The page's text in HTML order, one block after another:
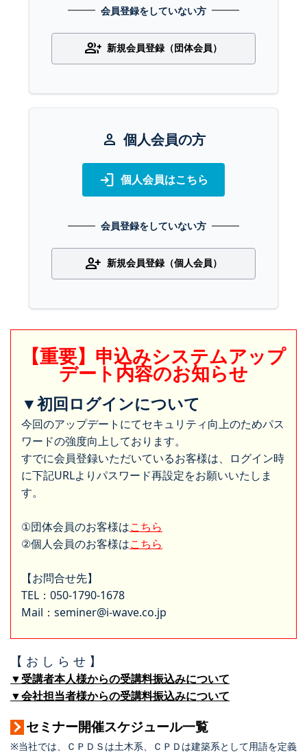
会員登録をしていない方
group_add 新規会員登録（団体会員）
person 個人会員の方
login 個人会員はこちら
会員登録をしていない方
person_add 新規会員登録（個人会員）
【重要】申込みシステムアップ
デート内容のお知らせ
▼初回ログインについて
今回のアップデートにてセキュリティ向上のためパス
ワードの強度向上しております。
すでに会員登録いただいているお客様は、ログイン時
に下記URLよりパスワード再設定をお願いいたしま
す。
①団体会員のお客様はこちら
②個人会員のお客様はこちら
【お問合せ先】
TEL：050-1790-1678
Mail：seminer@i-wave.co.jp
【 お し ら せ 】
▼受講者本人様からの受講料振込みについて
▼会社担当者様からの受講料振込みについて
セミナー開催スケジュール一覧
※当社では、ＣＰＤＳは土木系、ＣＰＤは建築系として用語を定義